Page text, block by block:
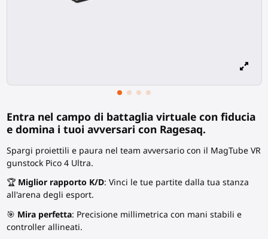
Entra nel campo di battaglia virtuale con fiducia
e domina i tuoi avversari con Ragesaq.
Spargi proiettili e paura nel team avversario con il MagTube VR
gunstock Pico 4 Ultra.
🏆 Miglior rapporto K/D: Vinci le tue partite dalla tua stanza
all'arena degli esport.
🎯 Mira perfetta: Precisione millimetrica con mani stabili e
controller allineati.